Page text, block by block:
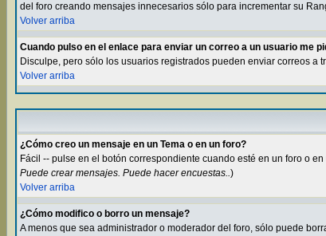
del foro creando mensajes innecesarios sólo para incrementar su
Volver arriba
Cuando pulso en el enlace para enviar un correo a un usuario me
Disculpe, pero sólo los usuarios registrados pueden enviar correos
Volver arriba
¿Cómo creo un mensaje en un Tema o en un foro?
Fácil -- pulse en el botón correspondiente cuando esté en un foro o
Puede crear mensajes. Puede hacer encuestas..)
Volver arriba
¿Cómo modifico o borro un mensaje?
A menos que sea administrador o moderador del foro, sólo puede